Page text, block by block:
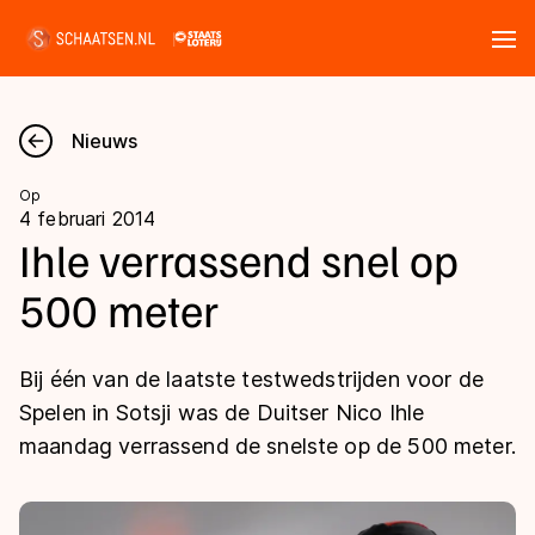
Nieuws
Kalender
Disciplines
Langebaan
Shorttrack
Uitslagen
Langebaan
Tijden & historie
Ranglijsten Langebaan
Nieuws
Op
4 februari 2014
Ihle verrassend snel op
500 meter
Bij één van de laatste testwedstrijden voor de
Spelen in Sotsji was de Duitser Nico Ihle
maandag verrassend de snelste op de 500 meter.